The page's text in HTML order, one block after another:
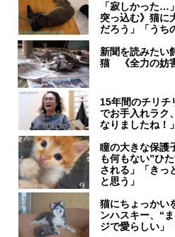
「寂しかった…
突っ込む》猫に
だろう」「うち
新聞を読みたい
猫 《全力の妨
15年間のチリチ
でお手入れラク
なりましたね！
瞳の大きな保護
も何もない”ひ
される」「きっ
と思う」
猫にちょっかい
ンハスキー、“
ジで愛らしい」